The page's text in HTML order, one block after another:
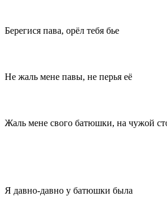
Берегися пава, орёл тебя бье
Не жаль мене павы, не перья её
Жаль мене свого батюшки, на чужой
Я давно-давно у батюшки была